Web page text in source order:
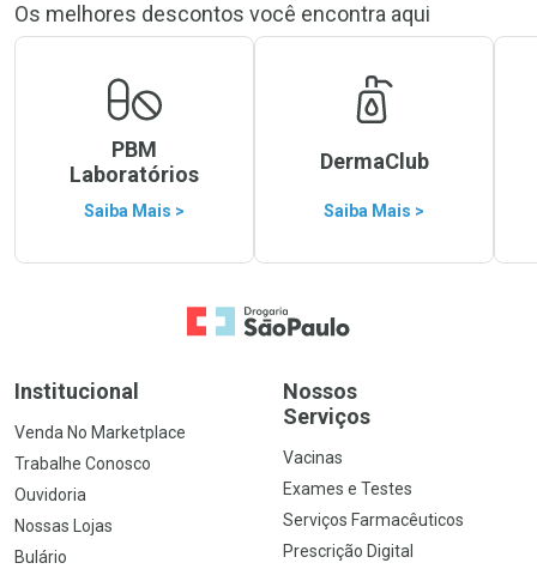
Os melhores descontos você encontra aqui
PBM
Laboratórios
Saiba Mais >
DermaClub
Saiba Mais >
Ir para a Home
Institucional
Venda No Marketplace
Trabalhe Conosco
Ouvidoria
Nossas Lojas
Bulário
Nossos
Serviços
Vacinas
Exames e Testes
Serviços Farmacêuticos
Prescrição Digital